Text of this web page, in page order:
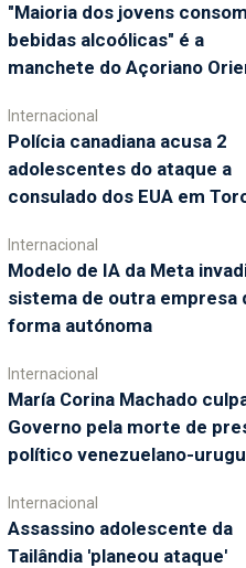
"Maioria dos jovens
bebidas alcoólicas" é a
manchete do Açoriano
Internacional
Polícia canadiana acusa 2
adolescentes do ataque a
consulado dos EUA em
Internacional
Modelo de IA da Meta
sistema de outra empresa
forma autónoma
Internacional
María Corina Machado
Governo pela morte de
político venezuelano-
Internacional
Assassino adolescente da
Tailândia 'planeou ataque'